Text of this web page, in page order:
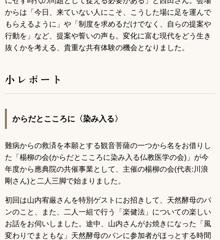
からは「今日、来ていない人にこそ、こうした場に足を運んで
もらえるように」や「制度を求めるだけでなく、自らの提案や
行動を」など、提案や誓いの声も。変化に富む現代をどう生き
抜くかを考える、貴重な共有体験の機会となりました。
小レポート
からだとこころに〈染み入る〉
難病からの救済を本願とする観音菩薩の一つから名をお借りし
た「楊柳の会(からだとこころに染み入る仏教医学の会)」が今
年度から應典院の共催事業として、主催の楊柳の会(代表:川浪
剛さん)と二人三脚で始まりました。
初回は山内宥厳さんを特別ゲストにお招きして、天然酵母のパ
ンのこと、また、二人一組で行う「楽健法」についての楽しい
お話をお伺いしました。途中、山内さんがお焼きになった「風
変わりでまともな」天然酵母のパンに参加者がほっとする時間